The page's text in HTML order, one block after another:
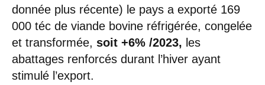
donnée plus récente) le pays a exporté 169
000 téc de viande bovine réfrigérée, congelée
et transformée, soit +6% /2023, les
abattages renforcés durant l’hiver ayant
stimulé l’export.